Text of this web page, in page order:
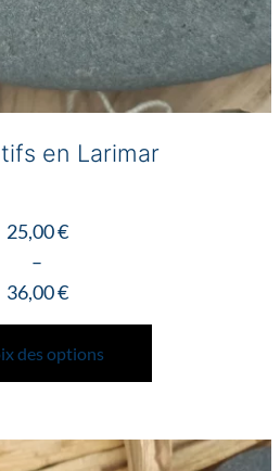
en Larimar
25,00€
–
36,00€
Plage
de
prix :
à
des options
Ce
a
variations.